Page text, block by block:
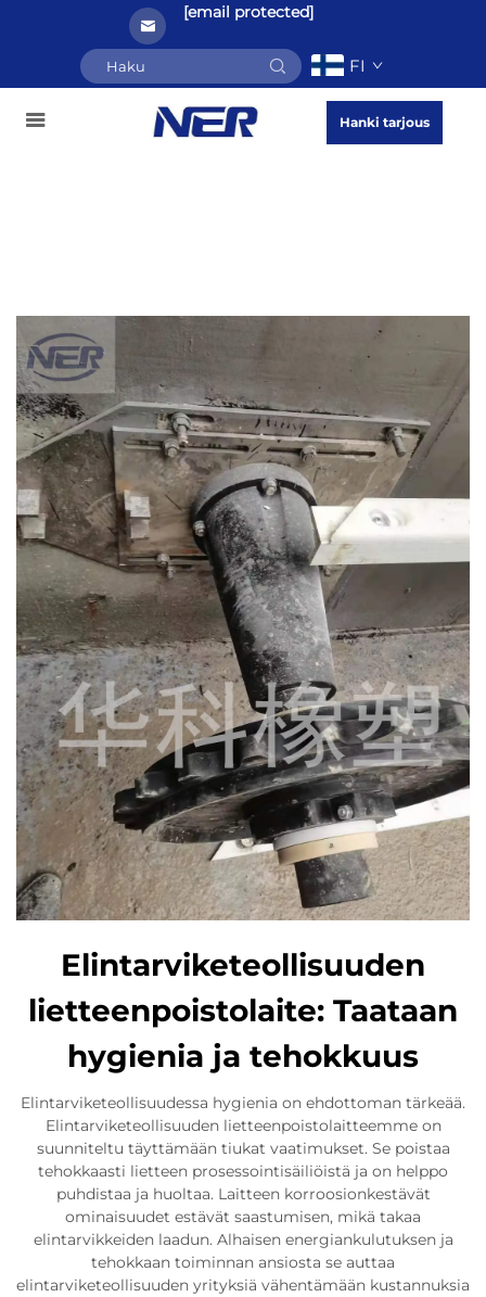
[email protected]
FI
Hanki tarjous
Elintarviketeollisuuden
lietteenpoistolaite: Taataan
hygienia ja tehokkuus
Elintarviketeollisuudessa hygienia on ehdottoman tärkeää.
Elintarviketeollisuuden lietteenpoistolaitteemme on
suunniteltu täyttämään tiukat vaatimukset. Se poistaa
tehokkaasti lietteen prosessointisäiliöistä ja on helppo
puhdistaa ja huoltaa. Laitteen korroosionkestävät
ominaisuudet estävät saastumisen, mikä takaa
elintarvikkeiden laadun. Alhaisen energiankulutuksen ja
tehokkaan toiminnan ansiosta se auttaa
elintarviketeollisuuden yrityksiä vähentämään kustannuksia